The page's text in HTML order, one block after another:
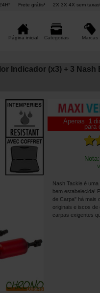
Frete grátis¹ 2X 3X 4X sem
Página inicial Categorias Marcas
Indicador (x3) + 3
Apenas 1
para
Nash Tackle é
bem estabelecida!
de Carpa" há mais
originais e iscos de
carpas exigentes